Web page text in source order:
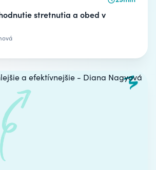
stretnutia a obed v